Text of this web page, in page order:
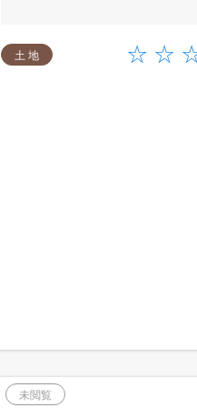
土 地
未閲覧